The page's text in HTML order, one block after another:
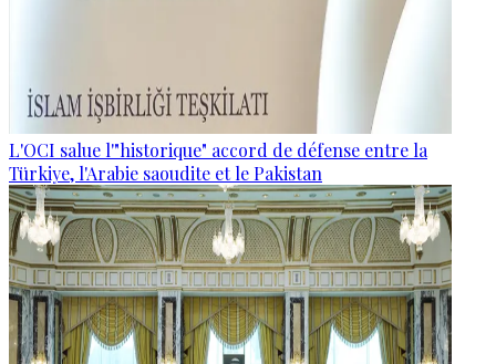
L'OCI salue l'"historique" accord de défense entre la
Türkiye, l'Arabie saoudite et le Pakistan